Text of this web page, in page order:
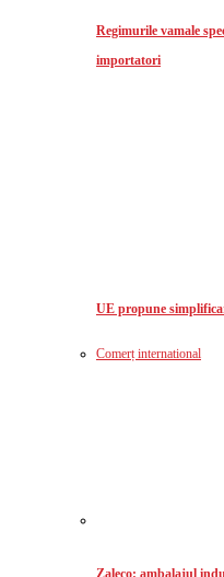
Regimurile vamale
importatori
UE propune
Comerț international
Zaleco: ambalajul